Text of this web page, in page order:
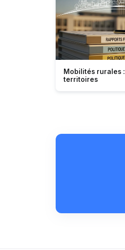
Mobilités rurales
territoires